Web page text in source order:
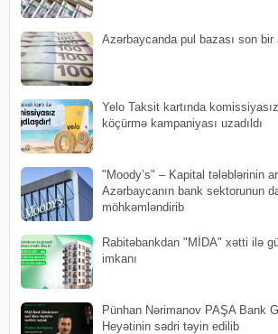
​Azərbaycanda pul bazası son bir
Yelo Taksit kartında
köçürmə kampaniyası uzadıldı
"Moody’s" – Kapital tələblərinin
Azərbaycanın bank sektorunun
möhkəmləndirib
Rabitəbankdan "MİDA" xətti ilə
imkanı
Pünhan Nərimanov PAŞA Bank
Heyətinin sədri təyin edilib